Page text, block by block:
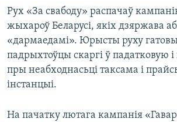
Рух «За свабоду» распачаў
жыхароў Беларусі, якіх дзяржава
«дармаедамі». Юрысты руху
падрыхтоўцы скаргі ў падатковую і
пры неабходнасьці таксама і
інстанцыі.
На пачатку лютага кампанія